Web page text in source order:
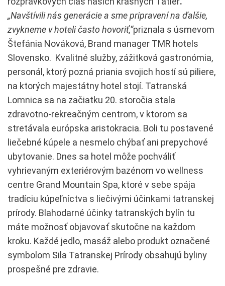
„Navštívili nás generácie a sme pripravení na ďalšie,
zvykneme v hoteli často hovoriť,“priznala s úsmevom
Štefánia Nováková, Brand manager TMR hotels
Slovensko. Kvalitné služby, zážitková gastronómia,
personál, ktorý pozná priania svojich hostí sú piliere,
na ktorých majestátny hotel stojí. Tatranská
Lomnica sa na začiatku 20. storočia stala
zdravotno-rekreačným centrom, v ktorom sa
stretávala európska aristokracia. Boli tu postavené
liečebné kúpele a nesmelo chýbať ani prepychové
ubytovanie. Dnes sa hotel môže pochváliť
vyhrievaným exteriérovým bazénom vo wellness
centre Grand Mountain Spa, ktoré v sebe spája
tradíciu kúpeľníctva s liečivými účinkami tatranskej
prírody. Blahodarné účinky tatranských bylín tu
máte možnosť objavovať skutočne na každom
kroku. Každé jedlo, masáž alebo produkt označené
symbolom Sila Tatranskej Prírody obsahujú byliny
prospešné pre zdravie.